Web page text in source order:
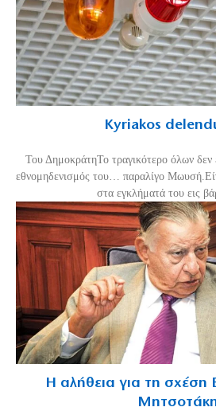
Kyriakos
Του ΔημοκράτηΤο τραγικότερο όλων δεν
εθνομηδενισμός του… παραλίγο
στα εγκλήματά του εις
Η αλήθεια για τη σχέση